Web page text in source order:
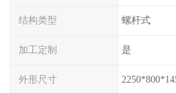
结构类型 螺杆式
加工定制 是
外形尺寸